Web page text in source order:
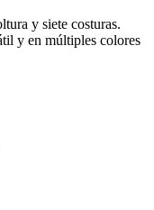
y siete costuras.
y en múltiples colores